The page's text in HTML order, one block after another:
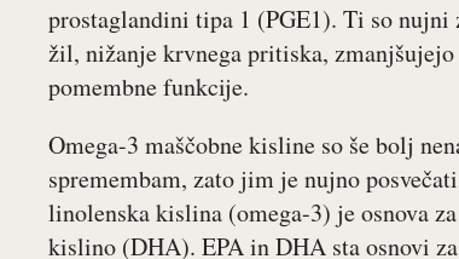
prostaglandini tipa 1 (PGE1). Ti so
žil, nižanje krvnega pritiska,
pomembne funkcije.
Omega-3 maščobne kisline so še bolj
spremembam, zato jim je nujno
linolenska kislina (omega-3) je osnova
kislino (DHA). EPA in DHA sta osnovi